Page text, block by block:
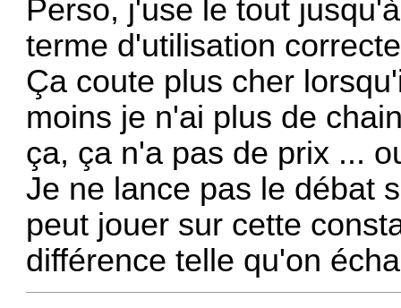
Perso, j'use le tout
terme d'utilisation
Ça coute plus cher
moins je n'ai plus de
ça, ça n'a pas de prix ...
Je ne lance pas le débat
peut jouer sur cette
différence telle qu'on